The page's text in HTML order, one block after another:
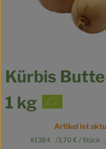
Speisekammer
So geht’s
Für Kita & Büro
Kürbis
1 kg
Artikel ist
#1384 3,70 €/ Stück